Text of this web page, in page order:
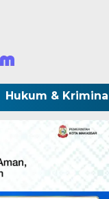
Hukum &